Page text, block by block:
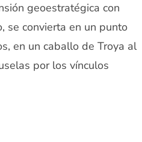
geoestratégica con
se convierta en un punto
en un caballo de Troya al
por los vínculos